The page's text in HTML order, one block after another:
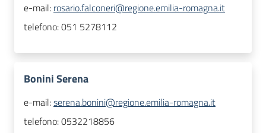
e-mail: rosario.falconeri@regione.emilia-romagna.it
telefono:051 5278112
Bonini Serena
e-mail:serena.bonini@regione.emilia-romagna.it
telefono:0532218856